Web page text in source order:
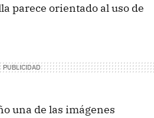
parece orientado al uso de
una de las imágenes